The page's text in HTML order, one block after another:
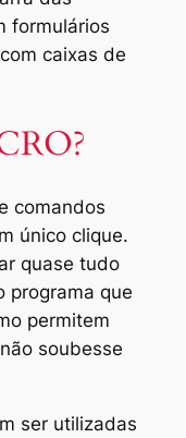
formulários
caixas de
comandos
único clique.
quase tudo
programa que
permitem
soubesse
ser utilizadas